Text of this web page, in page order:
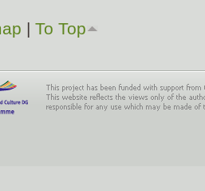
| To Top